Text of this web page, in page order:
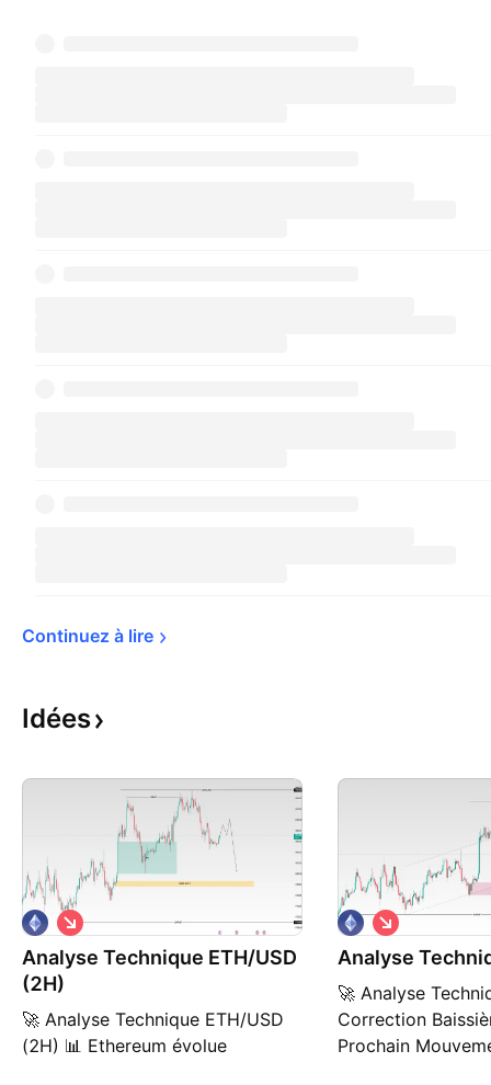
Continuez à lire
Idées
Analyse Technique ETH/USD
(2H)
🚀 Analyse Technique ETH/USD
(2H) 📊 Ethereum évolue
S
h
o
r
t
Analyse
🚀 Analyse
Correction
Prochain
S
h
o
t